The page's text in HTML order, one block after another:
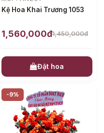
Kệ Hoa Khai Trương 1053
1,560,000đ1,450,000đ
Đặt hoa
-9%